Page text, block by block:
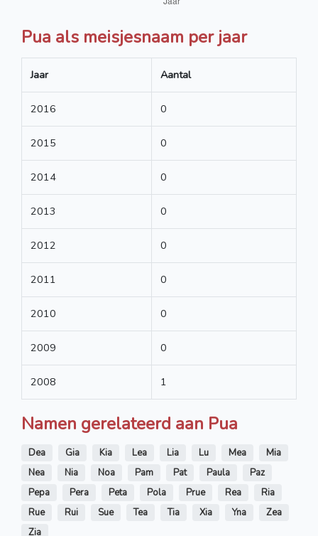
Pua als meisjesnaam per jaar
Jaar Aantal
2016 0
2015 0
2014 0
2013 0
2012 0
2011 0
2010 0
2009 0
2008 1
Namen gerelateerd aan Pua
Dea Gia Kia Lea Lia Lu Mea
Mia
Nea
Nia Noa Pam Pat Paula
Paz
Pepa
Pera Peta Pola Prue Rea
Ria
Rue
Rui Sue Tea Tia Xia Yna
Zea
Zia